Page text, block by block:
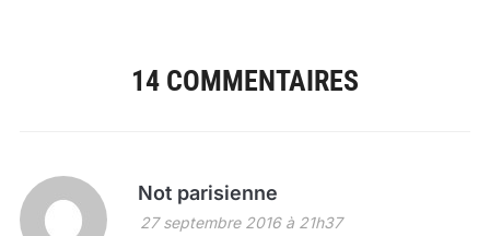
14 COMMENTAIRES
Not parisienne
27 septembre 2016 à 21h37